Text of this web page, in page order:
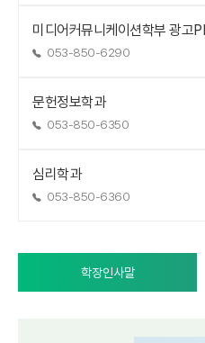
미디어커뮤니케이션학부 광고
053-850-6290
문헌정보학과
053-850-6350
심리학과
053-850-6360
학장인사말